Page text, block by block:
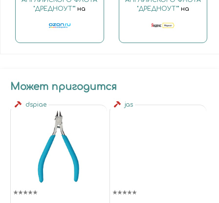
"ДРЕДНОУТ"" на
"ДРЕДНОУТ""на
Может пригодится
dspiae jas